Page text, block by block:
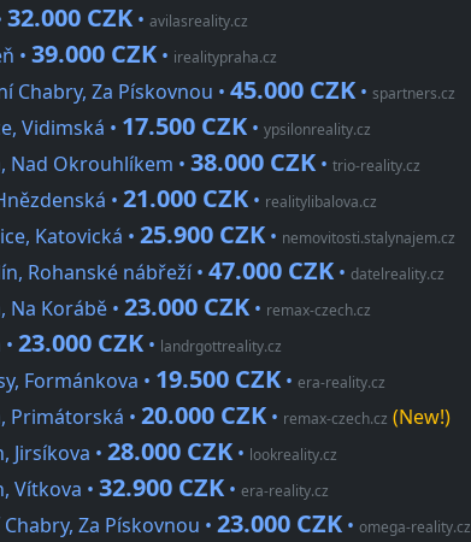
32.000 CZK • avilasreality.cz
• 39.000 CZK • irealitypraha.cz
Chabry, Za Pískovnou • 45.000 CZK • spartners.cz
Vidimská • 17.500 CZK • ypsilonreality.cz
Nad Okrouhlíkem • 38.000 CZK • trio-reality.cz
• 21.000 CZK • realitylibalova.cz
Katovická • 25.900 CZK • nemovitosti.stalynajem.cz
Rohanské nábřeží • 47.000 CZK • datelreality.cz
Na Korábě • 23.000 CZK • remax-czech.cz
23.000 CZK • landrgottreality.cz
Formánkova • 19.500 CZK • era-reality.cz
Primátorská • 20.000 CZK • remax-czech.cz (New!)
Jirsíkova • 28.000 CZK • lookreality.cz
Vítkova • 32.900 CZK • era-reality.cz
Za Pískovnou • 23.000 CZK • omega-reality.cz